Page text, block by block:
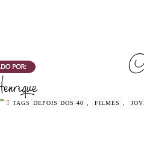
TAGS DEPOIS DOS 40 , FILMES ,